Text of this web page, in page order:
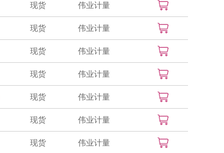
现货 伟业计量
现货 伟业计量
现货 伟业计量
现货 伟业计量
现货 伟业计量
现货 伟业计量
现货 伟业计量